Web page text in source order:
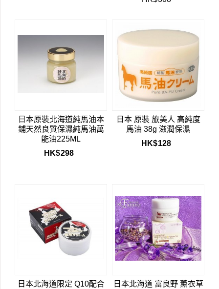
日本原裝北海道純馬油本
鋪天然良質保濕純馬油萬
能油225ML
HK$298
日本 原裝 旅美人 高純度
馬油 38g 滋潤保濕
HK$128
日本北海道限定 Q10配合
日本北海道 富良野 薰衣草